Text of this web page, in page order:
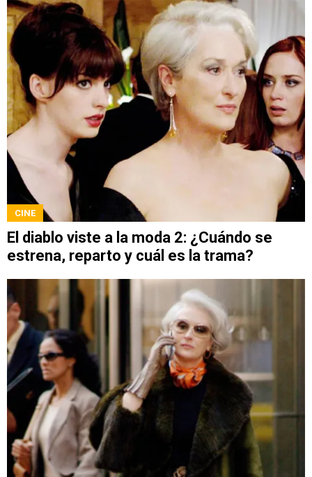
CINE
El diablo viste a la moda 2: ¿Cuándo se
estrena, reparto y cuál es la trama?